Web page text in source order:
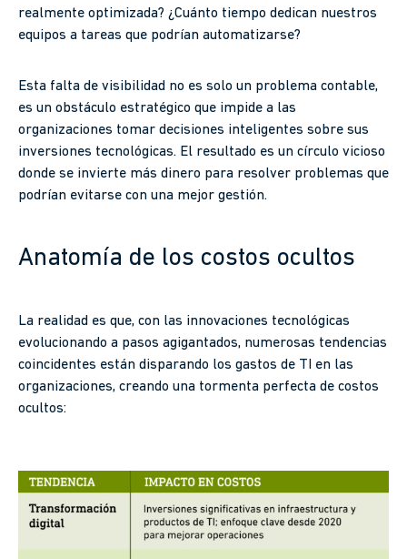
realmente optimizada? ¿Cuánto tiempo dedican nuestros
equipos a tareas que podrían automatizarse?
Esta falta de visibilidad no es solo un problema contable,
es un obstáculo estratégico que impide a las
organizaciones tomar decisiones inteligentes sobre sus
inversiones tecnológicas. El resultado es un círculo vicioso
donde se invierte más dinero para resolver problemas que
podrían evitarse con una mejor gestión.
Anatomía de los costos ocultos
La realidad es que, con las innovaciones tecnológicas
evolucionando a pasos agigantados, numerosas tendencias
coincidentes están disparando los gastos de TI en las
organizaciones, creando una tormenta perfecta de costos
ocultos: